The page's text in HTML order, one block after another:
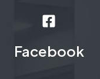
Facebook